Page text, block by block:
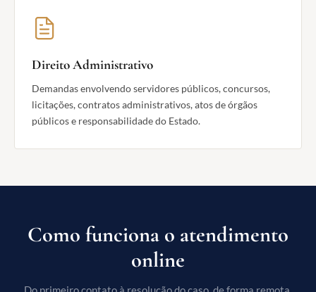
Direito Administrativo
Demandas envolvendo servidores públicos, concursos,
licitações, contratos administrativos, atos de órgãos
públicos e responsabilidade do Estado.
Como funciona o atendimento
online